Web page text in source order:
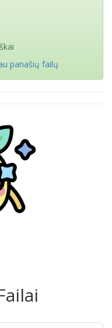
panašių failų